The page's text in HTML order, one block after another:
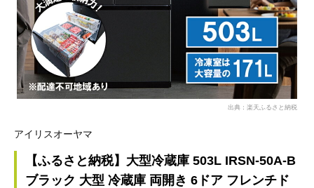
出典：楽天ふるさと納税
アイリスオーヤマ
【ふるさと納税】大型冷蔵庫 503L IRSN-50A-B
ブラック 大型 冷蔵庫 両開き 6ドア フレンチド